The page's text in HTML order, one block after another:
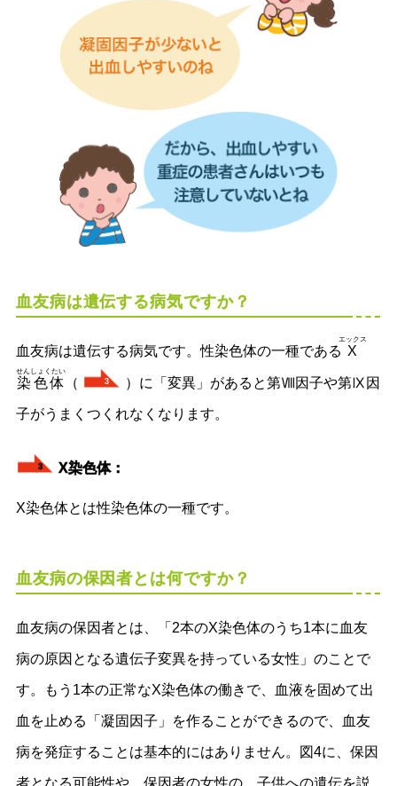
血友病は遺伝する病気ですか？
血友病は遺伝する病気です。性染色体の一種である X
エックス
染色体
せんしょくたい
（ 3 ）に「変異」があると第Ⅷ因子や第Ⅸ因
子がうまくつくれなくなります。
3 X染色体：
X染色体とは性染色体の一種です。
血友病の保因者とは何ですか？
血友病の保因者とは、「2本のX染色体のうち1本に血友
病の原因となる遺伝子変異を持っている女性」のことで
す。もう1本の正常なX染色体の働きで、血液を固めて出
血を止める「凝固因子」を作ることができるので、血友
病を発症することは基本的にはありません。図4に、保因
者となる可能性や、保因者の女性の、子供への遺伝を説